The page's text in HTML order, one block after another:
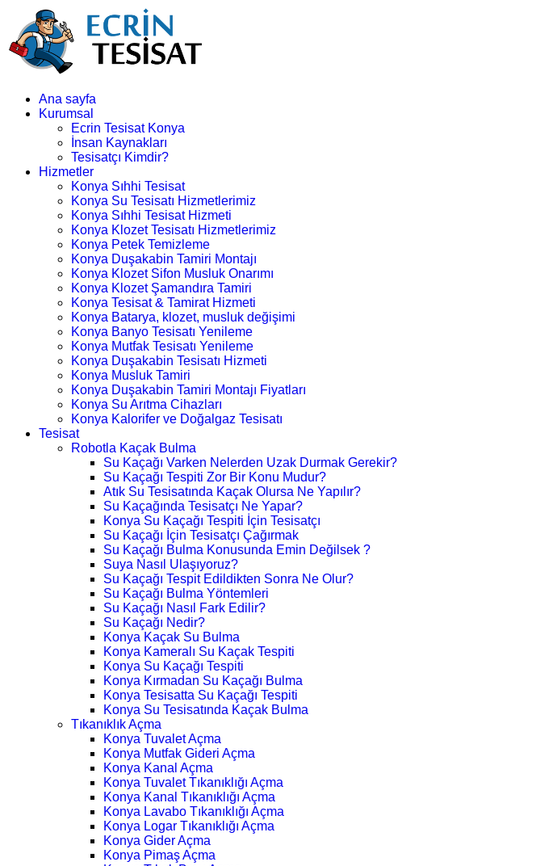
Ana sayfa
Kurumsal
Ecrin Tesisat Konya
İnsan Kaynakları
Tesisatçı Kimdir?
Hizmetler
Konya Sıhhi Tesisat
Konya Su Tesisatı Hizmetlerimiz
Konya Sıhhi Tesisat Hizmeti
Konya Klozet Tesisatı Hizmetlerimiz
Konya Petek Temizleme
Konya Duşakabin Tamiri Montajı
Konya Klozet Sifon Musluk Onarımı
Konya Klozet Şamandıra Tamiri
Konya Tesisat & Tamirat Hizmeti
Konya Batarya, klozet, musluk değişimi
Konya Banyo Tesisatı Yenileme
Konya Mutfak Tesisatı Yenileme
Konya Duşakabin Tesisatı Hizmeti
Konya Musluk Tamiri
Konya Duşakabin Tamiri Montajı Fiyatları
Konya Su Arıtma Cihazları
Konya Kalorifer ve Doğalgaz Tesisatı
Tesisat
Robotla Kaçak Bulma
Su Kaçağı Varken Nelerden Uzak Durmak Gerekir?
Su Kaçağı Tespiti Zor Bir Konu Mudur?
Atık Su Tesisatında Kaçak Olursa Ne Yapılır?
Su Kaçağında Tesisatçı Ne Yapar?
Konya Su Kaçağı Tespiti İçin Tesisatçı
Su Kaçağı İçin Tesisatçı Çağırmak
Su Kaçağı Bulma Konusunda Emin Değilsek ?
Suya Nasıl Ulaşıyoruz?
Su Kaçağı Tespit Edildikten Sonra Ne Olur?
Su Kaçağı Bulma Yöntemleri
Su Kaçağı Nasıl Fark Edilir?
Su Kaçağı Nedir?
Konya Kaçak Su Bulma
Konya Kameralı Su Kaçak Tespiti
Konya Su Kaçağı Tespiti
Konya Kırmadan Su Kaçağı Bulma
Konya Tesisatta Su Kaçağı Tespiti
Konya Su Tesisatında Kaçak Bulma
Tıkanıklık Açma
Konya Tuvalet Açma
Konya Mutfak Gideri Açma
Konya Kanal Açma
Konya Tuvalet Tıkanıklığı Açma
Konya Kanal Tıkanıklığı Açma
Konya Lavabo Tıkanıklığı Açma
Konya Logar Tıkanıklığı Açma
Konya Gider Açma
Konya Pimaş Açma